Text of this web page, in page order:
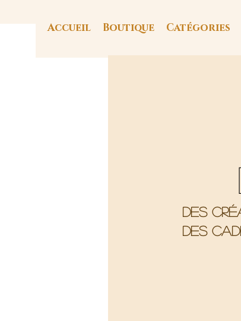
Accueil Boutique Catégories
Des
Des